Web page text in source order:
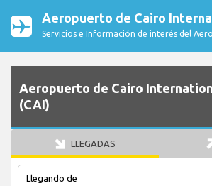
Aeropuerto de Cairo
Servicios e Información de interés del
Aeropuerto de Cairo
(CAI)
LLEGADAS